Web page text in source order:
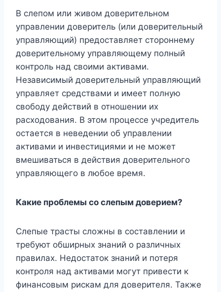
В слепом или живом доверительном
управлении доверитель (или доверительный
управляющий) предоставляет стороннему
доверительному управляющему полный
контроль над своими активами.
Независимый доверительный управляющий
управляет средствами и имеет полную
свободу действий в отношении их
расходования. В этом процессе учредитель
остается в неведении об управлении
активами и инвестициями и не может
вмешиваться в действия доверительного
управляющего в любое время.
Какие проблемы со слепым доверием?
Слепые трасты сложны в составлении и
требуют обширных знаний о различных
правилах. Недостаток знаний и потеря
контроля над активами могут привести к
финансовым рискам для доверителя. Также